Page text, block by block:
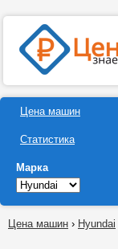
Цена машин
Статистика
Марка
Цена машин › Hyundai